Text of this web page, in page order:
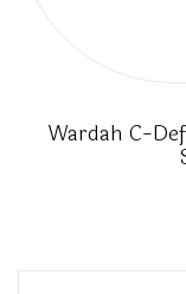
Wardah C-